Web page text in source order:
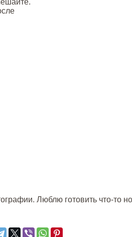
Люблю готовить что-то